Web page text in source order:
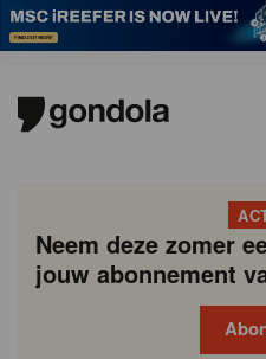
Neem deze zomer
jouw abonnement